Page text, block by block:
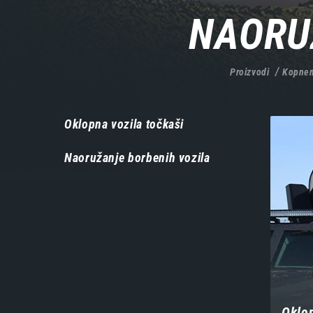
Proizvodi
Навигација
производи
Oklopna vozila točkaši
Naoružanje borbenih vozila